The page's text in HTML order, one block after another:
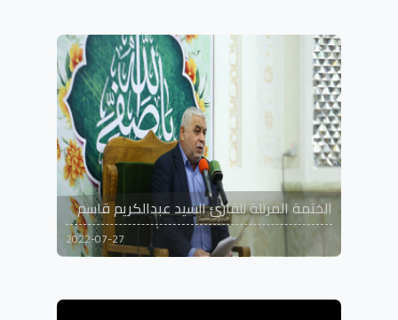
الختمة المرتلة للقارئ السيد عبدالكريم قاسم
2022-07-27